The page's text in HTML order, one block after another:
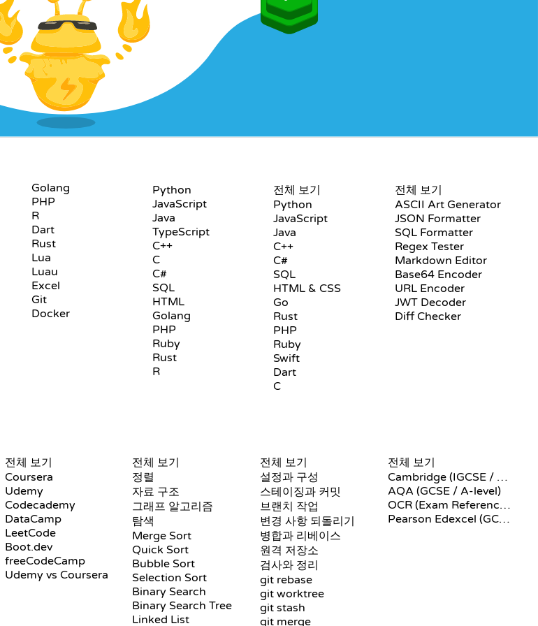
Golang
PHP
R
Dart
Rust
Lua
Luau
Excel
Git
Docker
Python
JavaScript
Java
TypeScript
C++
C
C#
SQL
HTML
Golang
PHP
Ruby
Rust
R
전체 보기
Python
JavaScript
Java
C++
C#
SQL
HTML & CSS
Go
Rust
PHP
Ruby
Swift
Dart
C
전체 보기
ASCII Art Generator
JSON Formatter
SQL Formatter
Regex Tester
Markdown Editor
Base64 Encoder
URL Encoder
JWT Decoder
Diff Checker
전체 보기
Coursera
Udemy
Codecademy
DataCamp
LeetCode
Boot.dev
freeCodeCamp
Udemy vs Coursera
전체 보기
정렬
자료 구조
그래프 알고리즘
탐색
Merge Sort
Quick Sort
Bubble Sort
Selection Sort
Binary Search
Binary Search Tree
Linked List
전체 보기
설정과 구성
스테이징과 커밋
브랜치 작업
변경 사항 되돌리기
병합과 리베이스
원격 저장소
검사와 정리
git rebase
git worktree
git stash
git merge
전체 보기
Cambridge (IGCSE / A-Level)
AQA (GCSE / A-level)
OCR (Exam Reference Language)
Pearson Edexcel (GCSE)